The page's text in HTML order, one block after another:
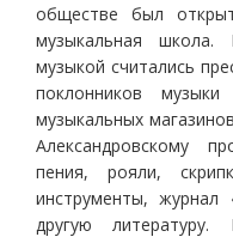
обществе был
музыкальная школа.
музыкой считались
поклонников
музыкальных
Александровскому
пения, рояли,
инструменты, журнал
другую